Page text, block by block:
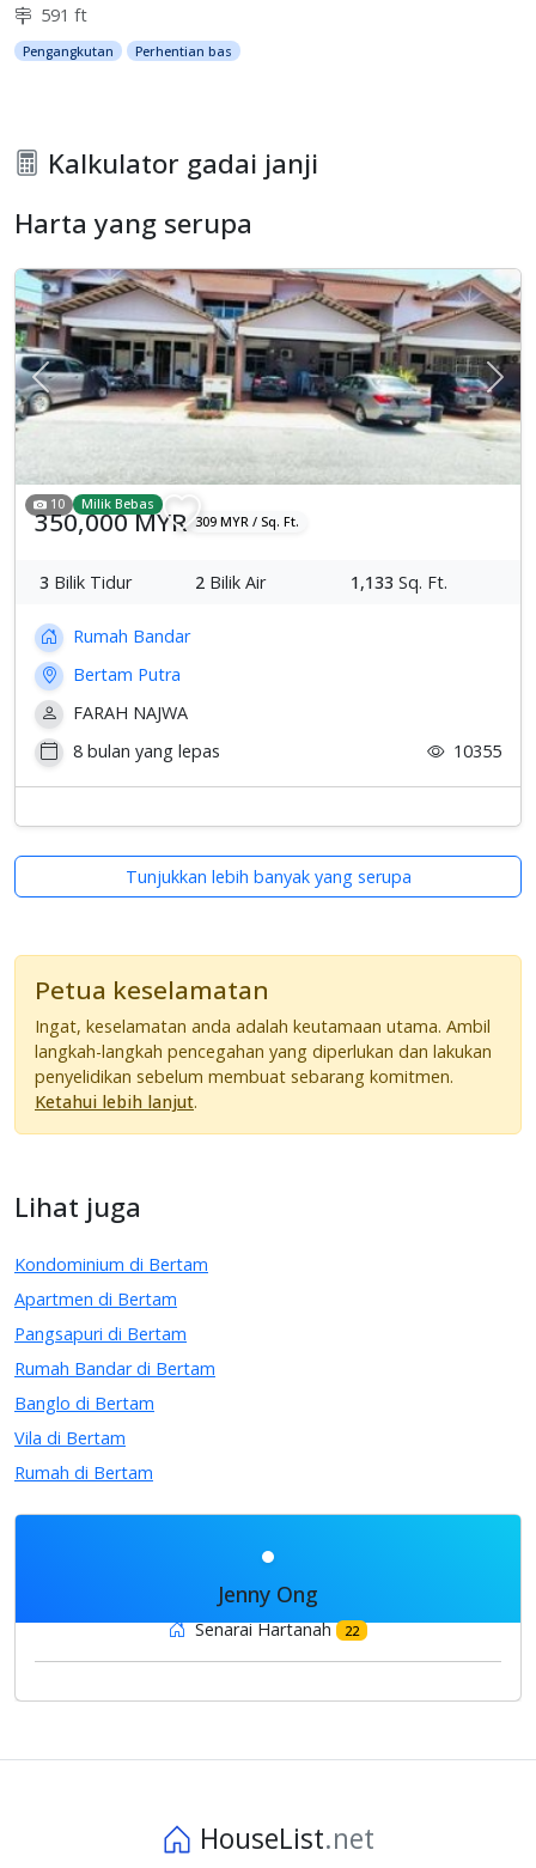
591 ft
Pengangkutan Perhentian bas
Kalkulator gadai janji
Harta yang serupa
Previous
10 Milik Bebas
350,000 MYR 309 MYR / Sq. Ft.
3 Bilik Tidur 2 Bilik Air 1,133 Sq. Ft.
Rumah Bandar
Bertam Putra
FARAH NAJWA
8 bulan yang lepas
10355
Tunjukkan lebih banyak yang serupa
Petua keselamatan
Ingat, keselamatan anda adalah keutamaan utama. Ambil
langkah-langkah pencegahan yang diperlukan dan lakukan
penyelidikan sebelum membuat sebarang komitmen.
Ketahui lebih lanjut.
Lihat juga
Kondominium di Bertam
Apartmen di Bertam
Pangsapuri di Bertam
Rumah Bandar di Bertam
Banglo di Bertam
Vila di Bertam
Rumah di Bertam
Jenny Ong
Senarai Hartanah 22
HouseList.net